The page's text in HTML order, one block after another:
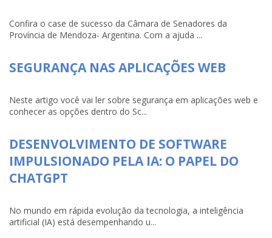
Confira o case de sucesso da Câmara de Senadores da
Província de Mendoza- Argentina. Com a ajuda ...
SEGURANÇA NAS APLICAÇÕES WEB
Neste artigo você vai ler sobre segurança em aplicações web e
conhecer as opções dentro do Sc...
DESENVOLVIMENTO DE SOFTWARE
IMPULSIONADO PELA IA: O PAPEL DO
CHATGPT
No mundo em rápida evolução da tecnologia, a inteligência
artificial (IA) está desempenhando u...